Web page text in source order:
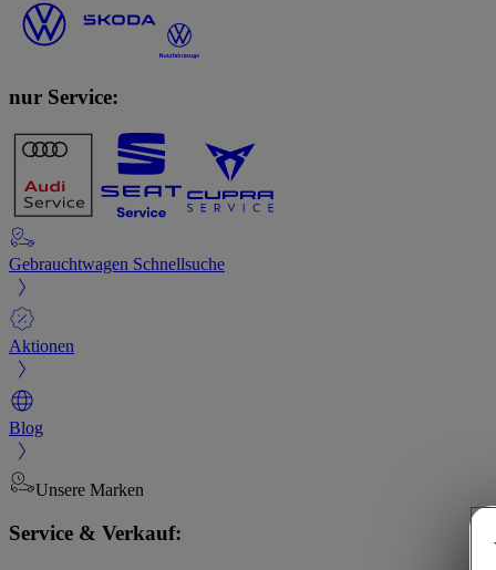
nur Service:
Gebrauchtwagen Schnellsuche
Aktionen
Blog
Unsere Marken
Service & Verkauf: